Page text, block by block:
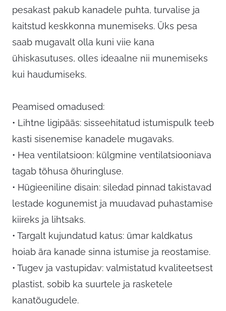
pesakast pakub kanadele puhta, turvalise ja
kaitstud keskkonna munemiseks. Üks pesa
saab mugavalt olla kuni viie kana
ühiskasutuses, olles ideaalne nii munemiseks
kui haudumiseks.
Peamised omadused:
• Lihtne ligipääs: sisseehitatud istumispulk teeb
kasti sisenemise kanadele mugavaks.
• Hea ventilatsioon: külgmine ventilatsiooniava
tagab tõhusa õhuringluse.
• Hügieeniline disain: siledad pinnad takistavad
lestade kogunemist ja muudavad puhastamise
kiireks ja lihtsaks.
• Targalt kujundatud katus: ümar kaldkatus
hoiab ära kanade sinna istumise ja reostamise.
• Tugev ja vastupidav: valmistatud kvaliteetsest
plastist, sobib ka suurtele ja rasketele
kanatõugudele.